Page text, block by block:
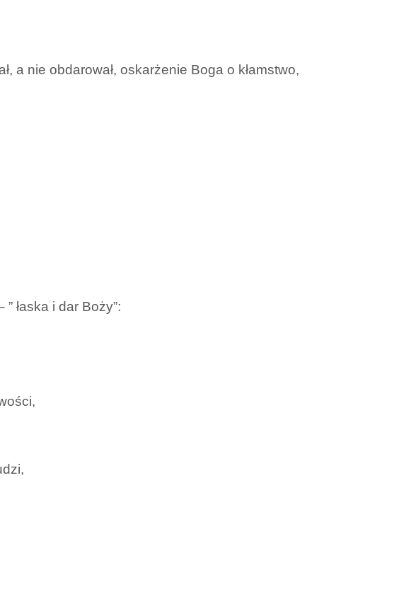
a nie obdarował, oskarżenie Boga o kłamstwo,
łaska i dar Boży”: